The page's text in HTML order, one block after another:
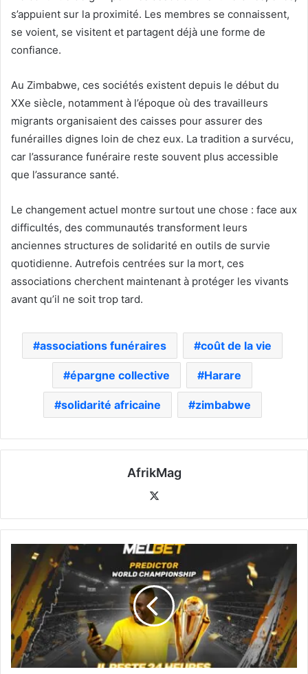
s’appuient sur la proximité. Les membres se connaissent,
se voient, se visitent et partagent déjà une forme de
confiance.
Au Zimbabwe, ces sociétés existent depuis le début du
XXe siècle, notamment à l’époque où des travailleurs
migrants organisaient des caisses pour assurer des
funérailles dignes loin de chez eux. La tradition a survécu,
car l’assurance funéraire reste souvent plus accessible
que l’assurance santé.
Le changement actuel montre surtout une chose : face aux
difficultés, des communautés transforment leurs
anciennes structures de solidarité en outils de survie
quotidienne. Autrefois centrées sur la mort, ces
associations cherchent maintenant à protéger les vivants
avant qu’il ne soit trop tard.
associations funéraires coût de la vie
épargne collective Harare
solidarité africaine zimbabwe
AfrikMag